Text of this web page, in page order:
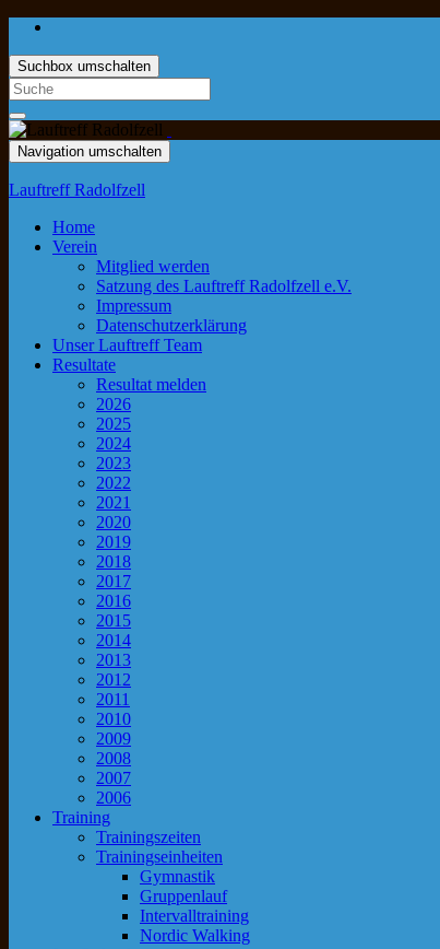
Suchbox umschalten
Navigation umschalten
Lauftreff Radolfzell
Home
Verein
Mitglied werden
Satzung des Lauftreff Radolfzell e.V.
Impressum
Datenschutzerklärung
Unser Lauftreff Team
Resultate
Resultat melden
2026
2025
2024
2023
2022
2021
2020
2019
2018
2017
2016
2015
2014
2013
2012
2011
2010
2009
2008
2007
2006
Training
Trainingszeiten
Trainingseinheiten
Gymnastik
Gruppenlauf
Intervalltraining
Nordic Walking